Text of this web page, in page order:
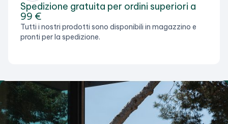
Spedizione gratuita per ordini superiori a
99 €
Tutti i nostri prodotti sono disponibili in magazzino e
pronti per la spedizione.